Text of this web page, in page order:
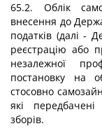
65.2. Облік
внесення до
податків (далі -
реєстрацію або
незалежної
постановку на
стосовно
які
зборів.